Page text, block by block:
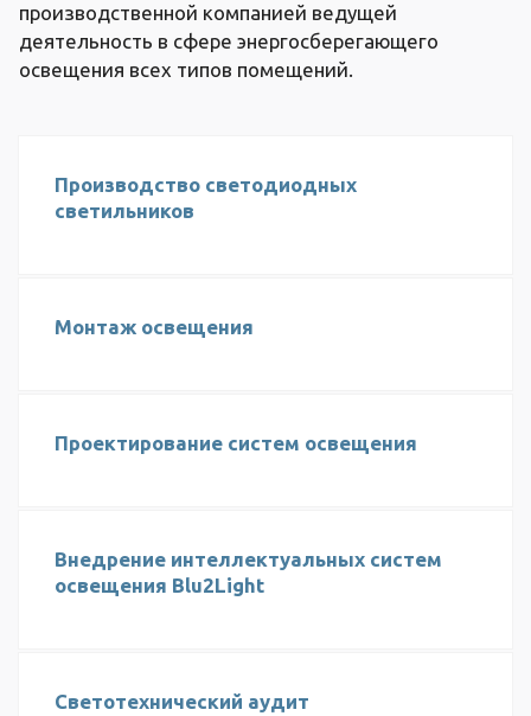
производственной компанией ведущей
деятельность в сфере энергосберегающего
освещения всех типов помещений.
Производство светодиодных
светильников
Монтаж освещения
Проектирование систем освещения
Внедрение интеллектуальных систем
освещения Blu2Light
Светотехнический аудит